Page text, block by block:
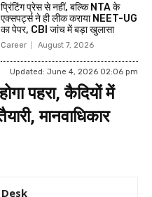
प्रिंटिंग प्रेस से नहीं, बल्कि NTA के
एक्सपर्ट्स ने ही लीक कराया NEET-UG
का पेपर, CBI जांच में बड़ा खुलासा
Career August 7, 2026